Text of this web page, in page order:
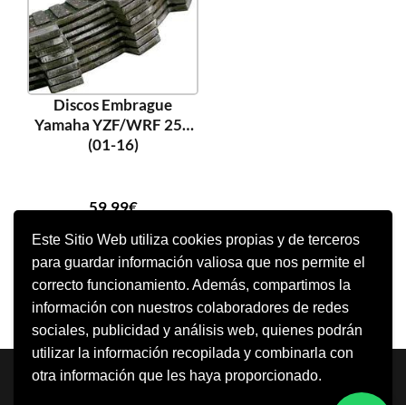
Este Sitio Web utiliza cookies propias y de terceros
para guardar información valiosa que nos permite el
correcto funcionamiento. Además, compartimos la
información con nuestros colaboradores de redes
sociales, publicidad y análisis web, quienes podrán
utilizar la información recopilada y combinarla con
otra información que les haya proporcionado.
Discos Embrague
Yamaha YZF/WRF 250
(01-16)
59,99€
AÑADIR AL CARRITO
Neve | Funciona gracias a WordPress